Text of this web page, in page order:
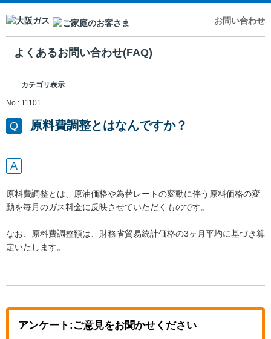
お問い合わせ
よくあるお問い合わせ(FAQ)
カテゴリ表示
No : 11101
原料費調整とはなんですか？
原料費調整とは、原油価格や為替レートの変動に伴う原料価格の変
動を毎月のガス料金に反映させていただくものです。
なお、原料費調整額は、財務省貿易統計価格の3ヶ月平均に基づき算
定いたします。
アンケート:ご意見をお聞かせください